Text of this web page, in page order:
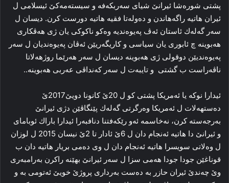
پشتى شوره‌شا ئیرانێ شیاى سه‌ربكه‌فە و سیسته‌مه‌كێ ئیسلامى ل
ئیران ھاتیە‌ راگه‌هاندن و ده‌وله‌تا فقیه ھاتیە‌ دورست كرن. دیسان ل
سه‌ر گه‌له‌ك ئاستان ئه‌ڤ پەیوەندیە‌ وه‌كو ناكوكى یان ژى هه‌ڤكارى
ھەبوینە‌ چ ئابورى یان سیاسی و كاریگەریێن ئه‌ڤان په‌یوه‌ندیان ل سه‌ر
په‌یوه‌ندیێن دوقولى ژى ھەبوینە‌ دیسان ل سه‌ر هه‌رێما روژهه‌لاتا
ناڤه‌راست ب گشتى ‌ و تایبەت ل سه‌ر كه‌نداڤى عه‌ربى ھەبوینە..
ئیدارا نوكه‌ یا ئه‌مریكا پشتى كو ل 20ێ كانونا دویێ2017ێ
ده‌ستهه‌لات ل ئه‌مریكا وه‌رگرتى گه‌له‌ك پێنگاڤێن دژى ئیرانێ
به‌رجه‌سته‌ كرن، نه‌خاسمه‌ ئه‌و رێكه‌فتنا دنافبه‌را ئیدارا باراك ئوباماى
و ئیرانێ دا ھاتیە‌ ئه‌نجام دان ل 6ێ ئادار تا 2ێ نیسان 2015 ل لوزان
ل وه‌لاتى سویسرا ھاتیە‌ ئه‌نجام دان ل وى ده‌مى بریار ھاتیە‌ دان ب
قوناغێن جودا جودا هه‌مى سزا ل سه‌ر ئیرانێ بهێنه‌ راكرن به‌رامبه‌رى
وێ چه‌ندێ ئیران حازر بە ده‌ست به‌ردارى پروژێ خویێ ئه‌تومى بە و